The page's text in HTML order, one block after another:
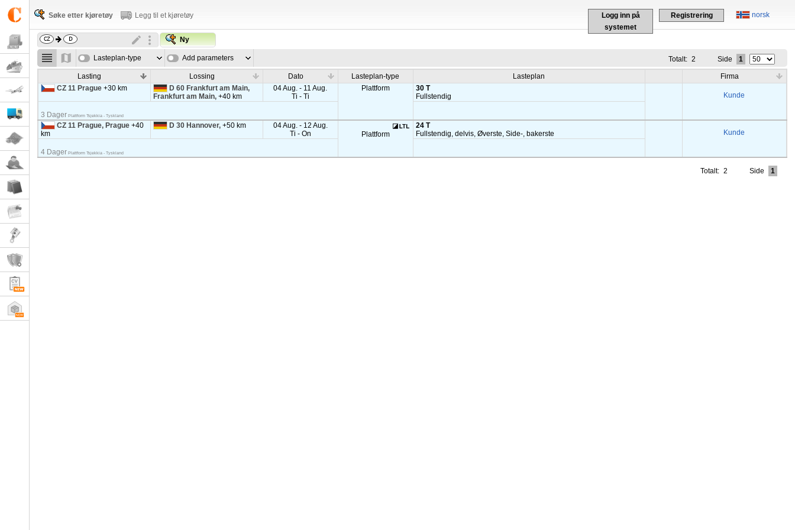
norsk
Logg inn på
systemet
Registrering
Søke etter kjøretøy Legg til et kjøretøy
Ny
Lasteplan-type Add parameters Totalt: 2 Side 1
Lasting Lossing Dato Lasteplan-type Lasteplan
Firma
CZ 11 Prague +30 km
D 60 Frankfurt am Main,
Frankfurt am Main, +40 km
04 Aug. - 11 Aug.
Ti - Ti
Plattform
30 T
Fullstendig
Kunde
3 Dager Plattform Tsjekkia - Tyskland
CZ 11 Prague, Prague +40
km
D 30 Hannover, +50 km
04 Aug. - 12 Aug.
Ti - On
Plattform
24 T
Fullstendig, delvis, Øverste, Side-, bakerste
Kunde
4 Dager Plattform Tsjekkia - Tyskland
Totalt: 2 Side 1